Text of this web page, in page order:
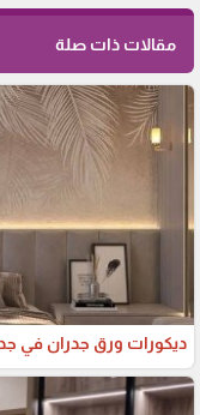
مقالات ذات صلة
ديكورات ورق جدران في جدة